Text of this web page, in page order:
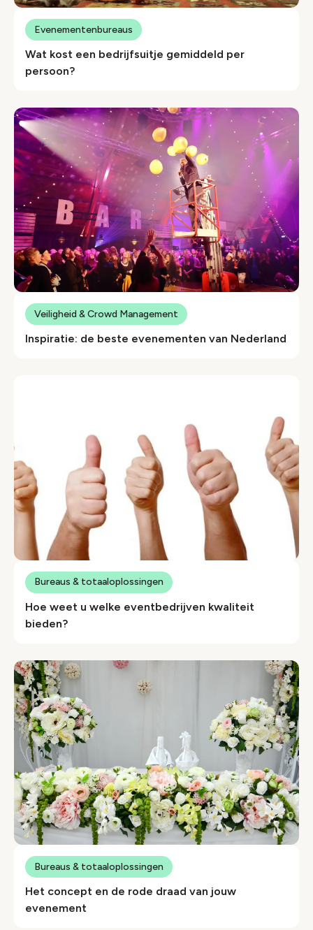
Wat kost een bedrijfsuitje gemiddeld per
persoon?
Evenementenbureaus
Inspiratie: de beste evenementen van Nederland
Veiligheid & Crowd Management
Hoe weet u welke eventbedrijven kwaliteit
bieden?
Bureaus & totaaloplossingen
Het concept en de rode draad van jouw
evenement
Bureaus & totaaloplossingen